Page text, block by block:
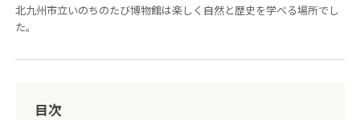
北九州市立いのちのたび博物館は楽しく自然と歴史を学べる場所でし
た。
目次